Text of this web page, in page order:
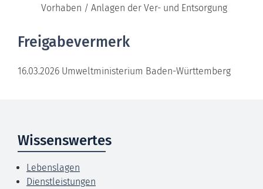
Vorhaben / Anlagen der Ver- und Entsorgung
Freigabevermerk
16.03.2026 Umweltministerium Baden-Württemberg
Wissenswertes
Lebenslagen
Dienstleistungen